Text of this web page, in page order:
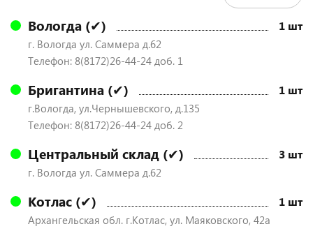
Вологда (✔) 1 шт
г. Вологда ул. Саммера д.62
Телефон: 8(8172)26-44-24 доб. 1
Бригантина (✔) 1 шт
г.Вологда, ул.Чернышевского, д.135
Телефон: 8(8172)26-44-24 доб. 2
Центральный склад (✔) 3 шт
г. Вологда ул. Саммера д.62
Котлас (✔) 1 шт
Архангельская обл. г.Котлас, ул. Маяковского, 42а